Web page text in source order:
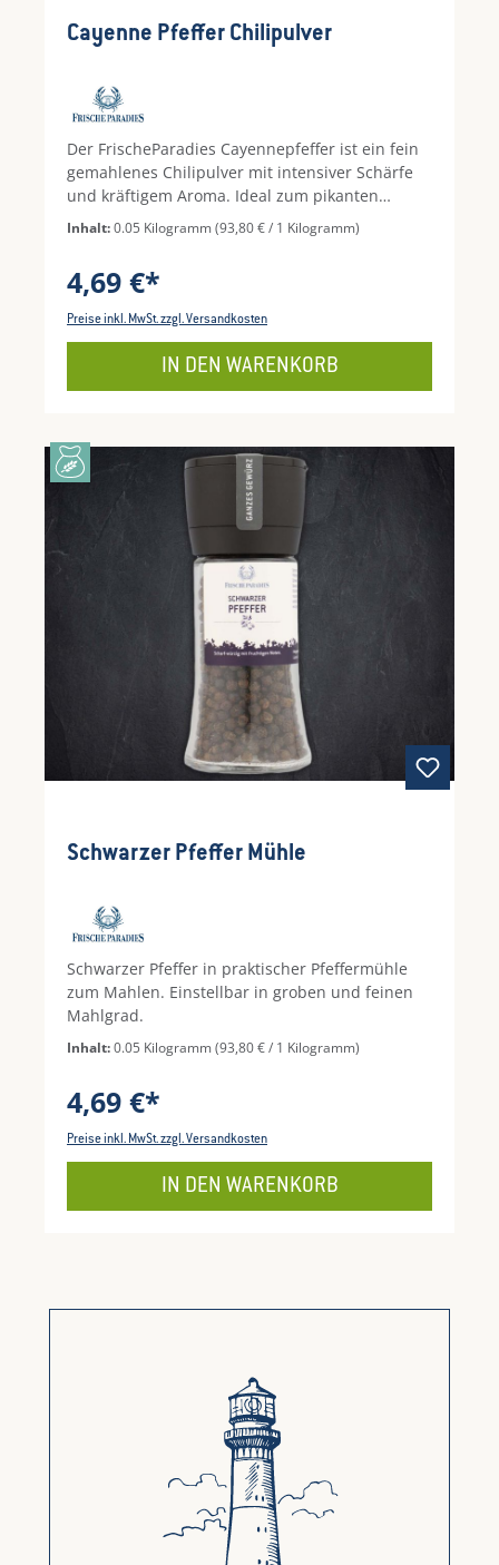
Cayenne Pfeffer Chilipulver
Der FrischeParadies Cayennepfeffer ist ein fein
gemahlenes Chilipulver mit intensiver Schärfe
und kräftigem Aroma. Ideal zum pikanten
Abschmecken von Saucen, Suppen, Marinaden,
Fleisch, Fisch, Gemüse und internationalen
wenn Speisen schnell und präzise mehr „Heat“
bekommen sollen.
Inhalt:0.05 Kilogramm(93,80 € / 1 Kilogramm)
4,69 €*
Preise inkl. MwSt. zzgl. Versandkosten
IN DEN WARENKORB
Schwarzer Pfeffer Mühle
Schwarzer Pfeffer in praktischer Pfeffermühle
zum Mahlen. Einstellbar in groben und feinen
Mahlgrad.
Inhalt:0.05 Kilogramm(93,80 € / 1 Kilogramm)
4,69 €*
Preise inkl. MwSt. zzgl. Versandkosten
IN DEN WARENKORB